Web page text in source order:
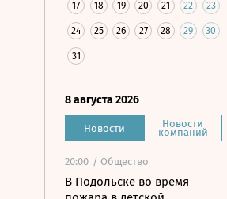
17 18 19 20 21 22 23
24 25 26 27 28 29 30
31
8 августа 2026
Новости Новости
компаний
20:00 / Общество
В Подольске во время